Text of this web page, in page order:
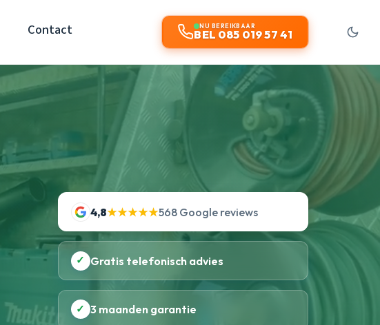
Contact NU BEREIKBAAR
BEL 085 019 57 41
4,8★★★★★568 Google reviews
✓ Gratis telefonisch advies
✓ 3 maanden garantie